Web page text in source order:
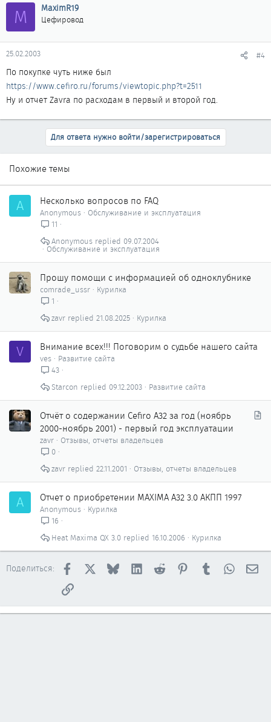
M MaximR19
Цефировод
25.02.2003 #4
По покупке чуть ниже был
https://www.cefiro.ru/forums/viewtopic.php?t=2511
Ну и отчет Zavra по расходам в первый и второй год.
Для ответа нужно войти/зарегистрироваться
Похожие темы
A Несколько вопросов по FAQ
Anonymous
Обслуживание и эксплуатация
11
Обслуживание и эксплуатация
09.07.2004
Anonymous
Прошу помощи с информацией об одноклубнике
comrade_ussr
Курилка
1
Курилка
21.08.2025
zavr
V Внимание всех!!! Поговорим о судьбе нашего сайта
ves
Развитие сайта
43
Развитие сайта
09.12.2003
Starcon
Отчёт о содержании Cefiro A32 за год (ноябрь
2000-ноябрь 2001) - первый год эксплуатации
zavr
Отзывы, отчеты владельцев
0
Отзывы, отчеты владельцев
22.11.2001
zavr
A Отчет о приобретении MAXIMA A32 3.0 АКПП 1997
Anonymous
Курилка
16
Курилка
16.10.2006
Heat Maxima QX 3.0
Поделиться: Facebook BlueskyLinkedInReddit PinterestTumblr
Ссылка